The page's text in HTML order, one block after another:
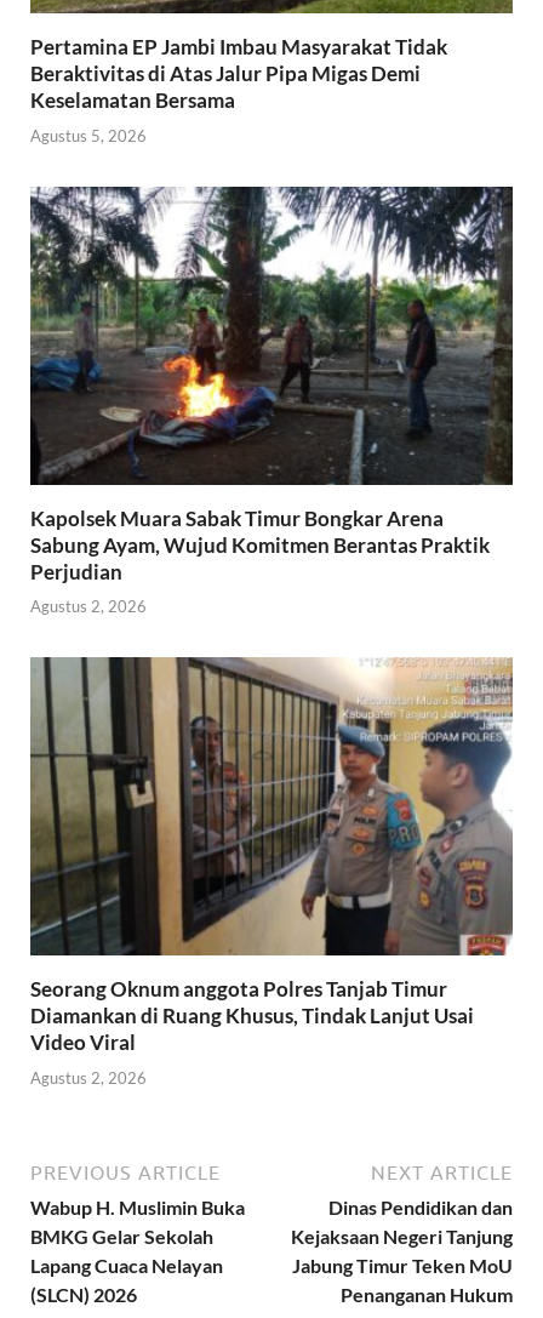
Pertamina EP Jambi Imbau Masyarakat Tidak
Beraktivitas di Atas Jalur Pipa Migas Demi
Keselamatan Bersama
Agustus 5, 2026
Kapolsek Muara Sabak Timur Bongkar Arena
Sabung Ayam, Wujud Komitmen Berantas Praktik
Perjudian
Agustus 2, 2026
Seorang Oknum anggota Polres Tanjab Timur
Diamankan di Ruang Khusus, Tindak Lanjut Usai
Video Viral
Agustus 2, 2026
PREVIOUS ARTICLE
Wabup H. Muslimin Buka
BMKG Gelar Sekolah
Lapang Cuaca Nelayan
(SLCN) 2026
NEXT ARTICLE
Dinas Pendidikan dan
Kejaksaan Negeri Tanjung
Jabung Timur Teken MoU
Penanganan Hukum